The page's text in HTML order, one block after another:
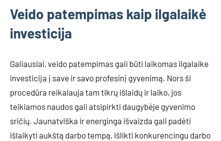
Veido patempimas kaip ilgalaikė
investicija
Galiausiai, veido patempimas gali būti laikomas ilgalaike
investicija į save ir savo profesinį gyvenimą. Nors ši
procedūra reikalauja tam tikrų išlaidų ir laiko, jos
teikiamos naudos gali atsipirkti daugybėje gyvenimo
sričių. Jaunatviška ir energinga išvaizda gali padėti
išlaikyti aukštą darbo tempą, išlikti konkurencingu darbo